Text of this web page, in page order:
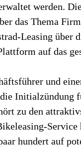
werden.
das Thema
Leasing über
auf das
und
Initialzündung
zu den
hundert auf